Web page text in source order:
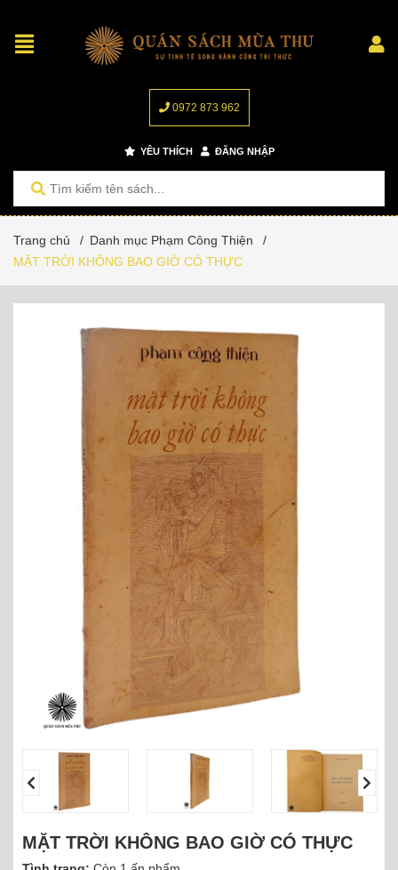
0972 873 962
YÊU THÍCH ĐĂNG NHẬP
Trang chủ / Danh mục Phạm Công Thiện
/
MẶT TRỜI KHÔNG BAO GIỜ CÓ THỰC
MẶT TRỜI KHÔNG BAO GIỜ CÓ THỰC